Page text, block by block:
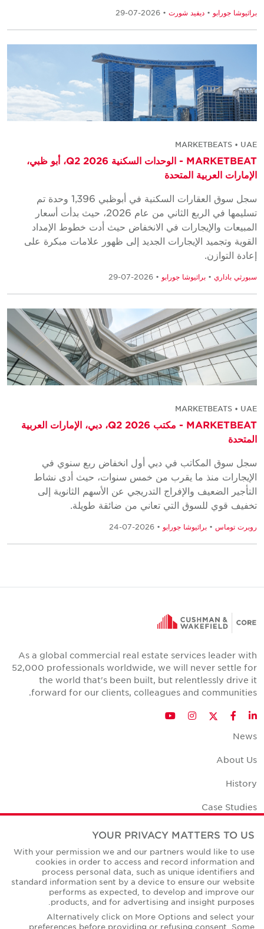
براثيوشا جورابو • ديفيد شورت • 2026-07-29
MARKETBEATS • UAE
MARKETBEAT - الوحدات السكنية Q2 2026، أبو ظبي،
الإمارات العربية المتحدة
سجل سوق العقارات السكنية في أبوظبي 1,396 وحدة تم
تسليمها في الربع الثاني من عام 2026، حيث بدأت أسعار
المبيعات والإيجارات في الانخفاض حيث أدت خطوط الإمداد
القوية وتجميد الإيجارات الجديد إلى ظهور علامات مبكرة على
إعادة التوازن.
سبورثي باداري • براثيوشا جورابو • 2026-07-29
MARKETBEATS • UAE
MARKETBEAT - مكتب Q2 2026، دبي، الإمارات العربية
المتحدة
سجل سوق المكاتب في دبي أول انخفاض ربع سنوي في
الإيجارات منذ ما يقرب من خمس سنوات، حيث أدى نشاط
التأجير الضعيف والإفراج التدريجي عن الأسهم الثانوية إلى
تخفيف قوي للسوق التي تعاني من ضائقة طويلة.
روبرت توماس • براثيوشا جورابو • 2026-07-24
As a global commercial real estate services leader with
52,000 professionals worldwide, we will never settle for
the world that's been built, but relentlessly drive it
forward for our clients, colleagues and communities.
LinkedIn
Facebook
Twitter
Instagram
YouTube
News
About Us
History
Case Studies
Office Space Calculator
Careers
Contact Us
Office Locations
Corporate Social Responsibility
YOUR PRIVACY MATTERS TO US
With your permission we and our partners would like to use
cookies in order to access and record information and
process personal data, such as unique identifiers and
standard information sent by a device to ensure our website
performs as expected, to develop and improve our
products, and for advertising and insight purposes.
Alternatively click on More Options and select your
preferences before providing or refusing consent. Some